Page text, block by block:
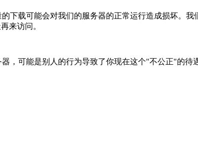
下载可能会对我们的服务器的正常运行造成损坏。
来访问。
，可能是别人的行为导致了你现在这个"不公正"的待